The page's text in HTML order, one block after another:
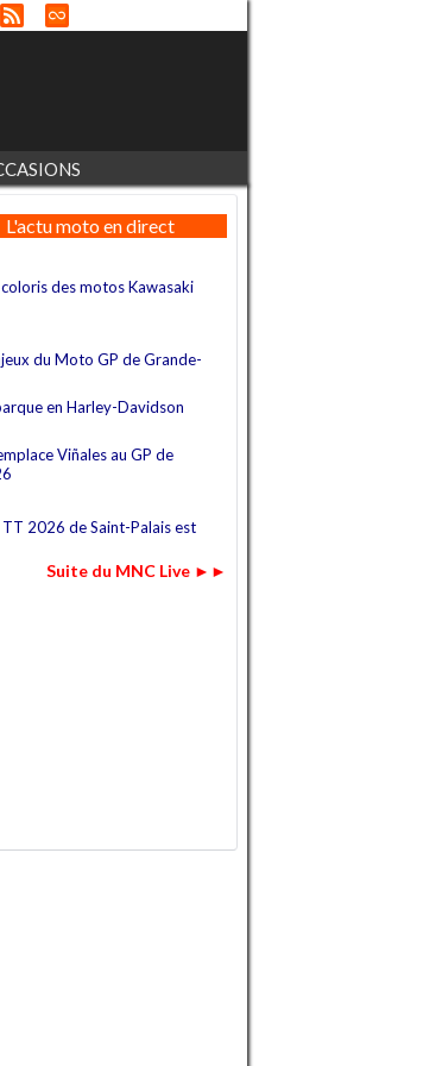
moto en direct
des motos Kawasaki
du Moto GP de Grande-
en Harley-Davidson
Viñales au GP de
2026 de Saint-Palais est
Suite du MNC Live ►►